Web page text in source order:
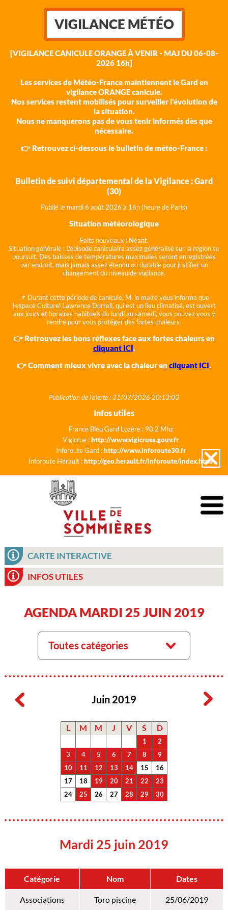
VIGILANCE MÉTÉO
[VIGILANCE CANICULE ORANGE À VENIR - MAJ DU 06-08-
2026 16h]
Les services de Météo-France maintiennent le Gard en
vigilance ORANGE canicule.
Nos services restent mobilisés pour surveiller l'évolution de
la situation.
Nous ne manquerons pas de vous tenir informés dès que
nécessaire.
👉 Retrouvez ci-dessous le bulletin de météo-France :
Bulletin de suivi départemental de la Vigilance : Gard
(30)
Publié le mardi 6 août 2026 à 16h (heure de Paris)
Situation météorologique
Faits nouveaux : Néant.
Situation générale : L'épisode caniculaire assez généralisé sur la région se
poursuit. Des baisses de températures maximales seront enregistrées
par endroit, mais jamais assez étendu ou durable pour justifier un
changement du niveau de vigilance.
📌 Durant cette période de canicule, M. le maire vous informe que
l'espace Culturel Lawrence Durrell, qui est un lieu climatisé, est ouvert
aux jours et horaires habituels du lundi au samedi, vous pouvez vous y
rendre pour vous protéger des fortes chaleurs.
👉 Retrouvez les bons réflexes face aux fortes chaleurs en
cliquant ICI.
👉 Comment mieux vivre avec la chaleur en cliquant ICI.
Publication de l'alerte : 31/07/2026 20:13:03
Infos utiles
France Bleu Gard Lozère : 90.2 Mhz
Vigicrue :http://www.vigicrues.gouv.fr
Inforoute Gard :http://www.inforoute30.fr
Inforoute Hérault :http://geo.herault.fr/inforoute/index.html
CARTE INTERACTIVE
INFOS UTILES
AGENDA MARDI 25 JUIN 2019
Toutes catégories
Juin 2019
L M M J V S D
1
2
3
4 5 6 7 8
9
10
11 12 13 14 15
16
17
18 19 20 21 22
23
24
25 26 27 28 29 30
Mardi 25 juin 2019
Catégorie Nom Dates
Associations Toro piscine 25/06/2019